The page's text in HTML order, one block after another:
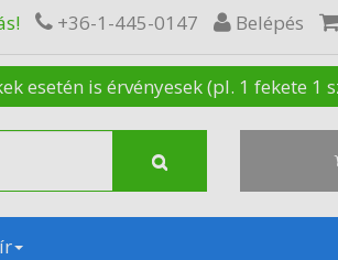
+36-1-445-0147 Belépés
esetén is érvényesek (pl. 1 fekete 1